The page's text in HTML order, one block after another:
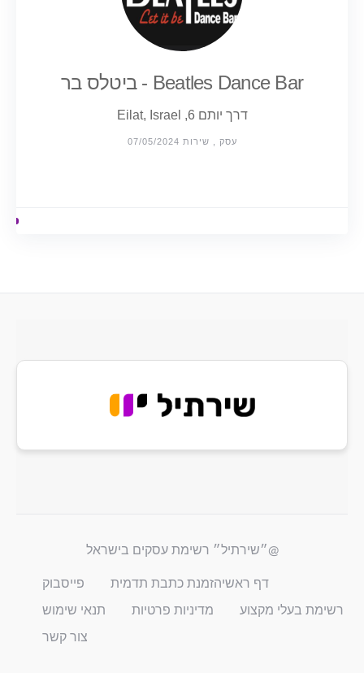
Beatles Dance Bar - ביטלס בר
דרך יותם 6, Eilat, Israel
עסק , שירות 07/05/2024
@״שירתיל״ רשימת עסקים בישראל
דף ראשיהזמנת כתבת תדמית פייסבוק
רשימת בעלי מקצוע מדיניות פרטיות תנאי שימוש
צור קשר